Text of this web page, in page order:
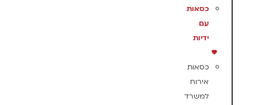
כסאות
עם
ידיות
כסאות
אירוח
למשרד